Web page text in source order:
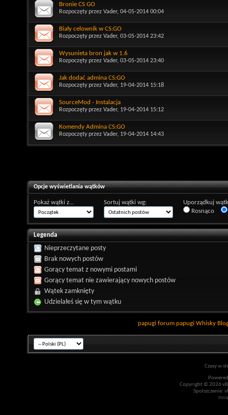
Bronie CS GO
Rozpoczęty przez Vader, 04-05-2014 00:04
Biały celownik w CS:GO
Rozpoczęty przez Vader, 03-05-2014 23:42
Wysunieta bron jak w 1.6
Rozpoczęty przez Vader, 03-05-2014 23:40
Jak dodać admina CS:GO
Rozpoczęty przez Vader, 19-04-2014 15:18
SourceMod - Instalacja
Rozpoczęty przez Vader, 19-04-2014 15:12
Komendy Admina CS:GO
Rozpoczęty przez Vader, 19-04-2014 14:43
Opcje wyświetlania wątków
Pokaż wątki z... Sortuj wątki wg:
Uporządkuj
Rosnąco
Legenda
Nieprzeczytane posty
Brak nowych postów
Gorący temat z nowymi postami
Gorący temat nie zawierający nowych postów
Wątek zamknięty
Udzielałeś się w tym wątku
papugi forum papugi Whisky
Czasy w
Copyright © 2026
Spolszczenie: